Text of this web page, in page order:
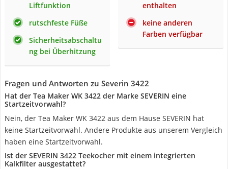
Liftfunktion
rutschfeste Füße
Sicherheitsabschaltu
ng bei Überhitzung
enthalten
keine anderen
Farben verfügbar
Fragen und Antworten zu Severin 3422
Hat der Tea Maker WK 3422 der Marke SEVERIN eine
Startzeitvorwahl?
Nein, der Tea Maker WK 3422 aus dem Hause SEVERIN hat
keine Startzeitvorwahl. Andere Produkte aus unserem Vergleich
haben eine Startzeitvorwahl.
Ist der SEVERIN 3422 Teekocher mit einem integrierten
Kalkfilter ausgestattet?